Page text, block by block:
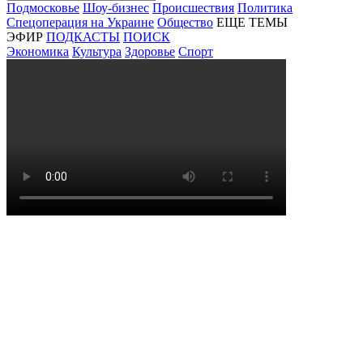
Подмосковье Шоу-бизнес Происшествия Политика
Спецоперация на Украине Общество ЕЩЕ ТЕМЫ
ЭФИР ПОДКАСТЫ ПОИСК
Экономика Культура Здоровье Спорт